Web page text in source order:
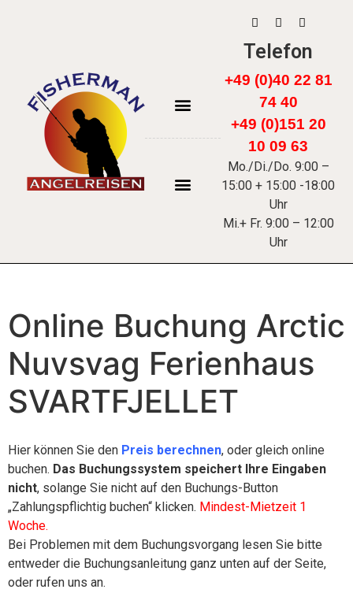
Telefon
+49 (0)40 22 81
74 40
+49 (0)151 20
10 09 63
Mo./Di./Do. 9:00 –
15:00 + 15:00 -18:00
Uhr
Mi.+ Fr. 9:00 – 12:00
Uhr
Online Buchung Arctic
Nuvsvag Ferienhaus
SVARTFJELLET
Hier können Sie den Preis berechnen, oder gleich online
buchen. Das Buchungssystem speichert Ihre Eingaben
nicht, solange Sie nicht auf den Buchungs-Button
„Zahlungspflichtig buchen“ klicken. Mindest-Mietzeit 1
Woche.
Bei Problemen mit dem Buchungsvorgang lesen Sie bitte
entweder die Buchungsanleitung ganz unten auf der Seite,
oder rufen uns an.